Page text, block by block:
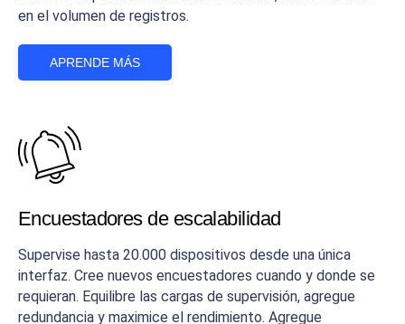
en el volumen de registros.
APRENDE MÁS
Encuestadores de escalabilidad
Supervise hasta 20.000 dispositivos desde una única
interfaz. Cree nuevos encuestadores cuando y donde se
requieran. Equilibre las cargas de supervisión, agregue
redundancia y maximice el rendimiento. Agregue